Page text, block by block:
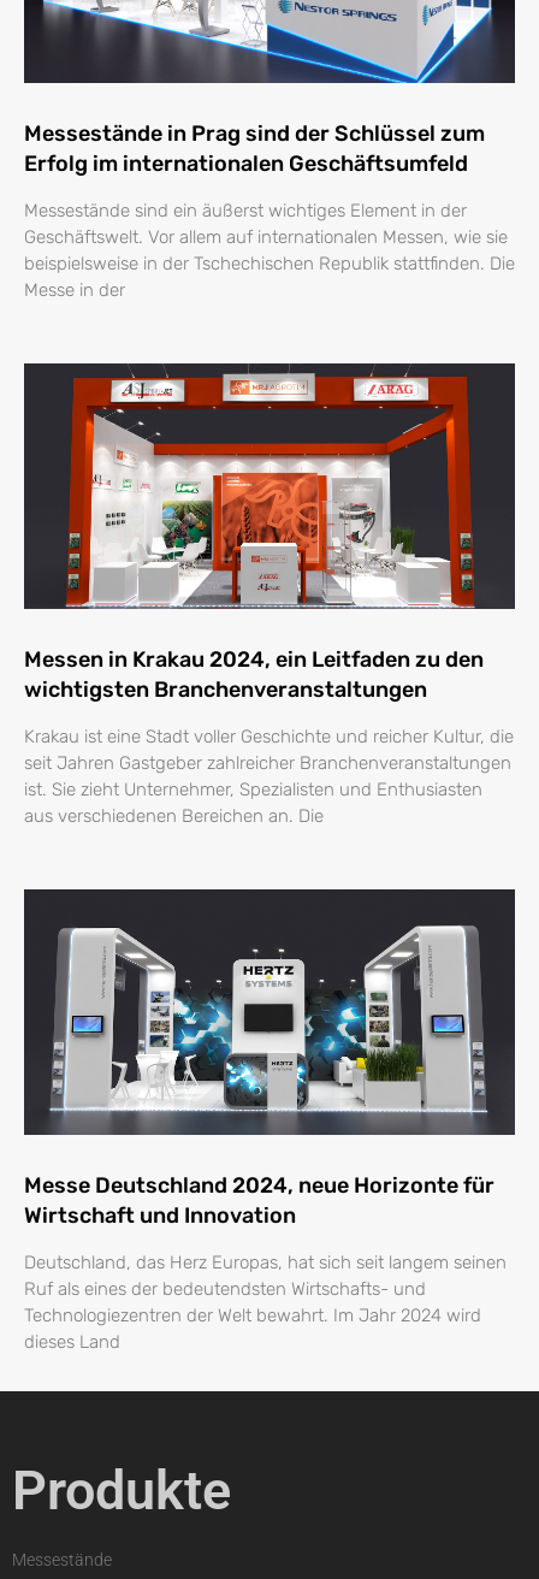
Messestände in Prag sind der Schlüssel zum
Erfolg im internationalen Geschäftsumfeld
Messestände sind ein äußerst wichtiges Element in der
Geschäftswelt. Vor allem auf internationalen Messen, wie sie
beispielsweise in der Tschechischen Republik stattfinden. Die
Messe in der
Messen in Krakau 2024, ein Leitfaden zu den
wichtigsten Branchenveranstaltungen
Krakau ist eine Stadt voller Geschichte und reicher Kultur, die
seit Jahren Gastgeber zahlreicher Branchenveranstaltungen
ist. Sie zieht Unternehmer, Spezialisten und Enthusiasten
aus verschiedenen Bereichen an. Die
Messe Deutschland 2024, neue Horizonte für
Wirtschaft und Innovation
Deutschland, das Herz Europas, hat sich seit langem seinen
Ruf als eines der bedeutendsten Wirtschafts- und
Technologiezentren der Welt bewahrt. Im Jahr 2024 wird
dieses Land
Produkte
Messestände